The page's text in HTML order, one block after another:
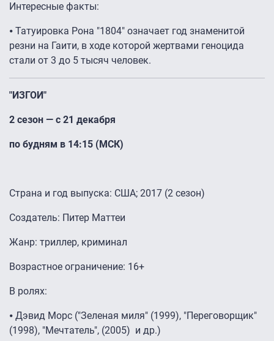
Интересные факты:
⦁ Татуировка Рона "1804" означает год знаменитой
резни на Гаити, в ходе которой жертвами геноцида
стали от 3 до 5 тысяч человек.
"ИЗГОИ"
2 сезон — с 21 декабря
по будням в 14:15 (МСК)
Страна и год выпуска: США; 2017 (2 сезон)
Создатель: Питер Маттеи
Жанр: триллер, криминал
Возрастное ограничение: 16+
В ролях:
⦁ Дэвид Морс ("Зеленая миля" (1999), "Переговорщик"
(1998), "Мечтатель", (2005) и др.)